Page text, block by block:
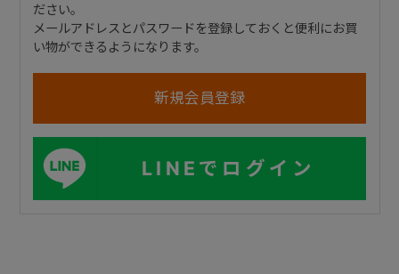
ださい。
メールアドレスとパスワードを登録しておくと便利にお買
い物ができるようになります。
LINEでログイン